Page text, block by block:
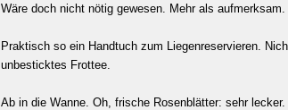
Wäre doch nicht nötig gewesen. Mehr als aufmerksam.
Praktisch so ein Handtuch zum Liegenreservieren.
unbesticktes Frottee.
Ab in die Wanne. Oh, frische Rosenblätter: sehr lecker.